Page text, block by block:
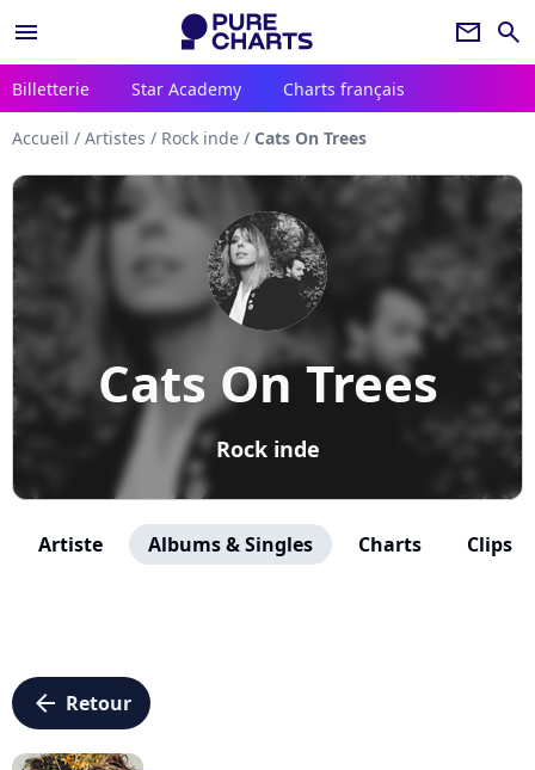
menu newsletter search
Billetterie Star Academy Charts français
Accueil / Artistes / Rock inde / Cats On Trees
Cats On Trees
Rock inde
Artiste Albums & Singles Charts Clips
arrow_left Retour